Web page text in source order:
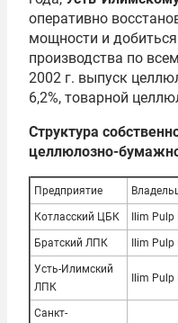
оперативно
мощности и
производства по
2002 г. выпуск
6,2%, товарной
Структура
целлюлозно-
Предприятие
Котласский ЦБК Ilim
Братский ЛПК Ilim
Усть-Илимский
ЛПК
Ilim
Санкт-